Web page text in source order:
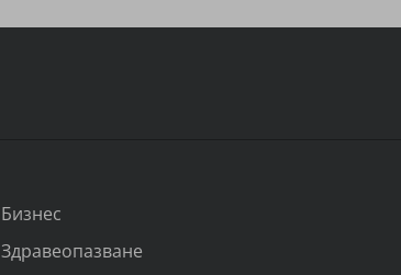
Бизнес
Здравеопазване